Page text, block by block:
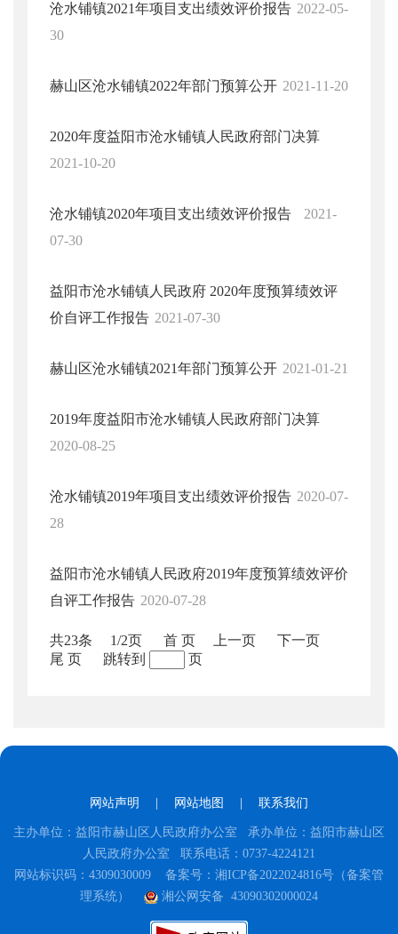
沧水铺镇2021年项目支出绩效评价报告 2022-05-
30
赫山区沧水铺镇2022年部门预算公开 2021-11-20
2020年度益阳市沧水铺镇人民政府部门决算
2021-10-20
沧水铺镇2020年项目支出绩效评价报告
2021-
07-30
益阳市沧水铺镇人民政府 2020年度预算绩效评
价自评工作报告 2021-07-30
赫山区沧水铺镇2021年部门预算公开 2021-01-21
2019年度益阳市沧水铺镇人民政府部门决算
2020-08-25
沧水铺镇2019年项目支出绩效评价报告 2020-07-
28
益阳市沧水铺镇人民政府2019年度预算绩效评价
自评工作报告 2020-07-28
共23条 1/2页 首 页 上一页
下一页
尾 页
跳转到 页
网站声明 网站地图 联系我们
主办单位：益阳市赫山区人民政府办公室 承办单位：益阳市赫山区
人民政府办公室 联系电话：0737-4224121
网站标识码：4309030009 备案号：湘ICP备2022024816号（备案管
理系统）
湘公网安备 43090302000024